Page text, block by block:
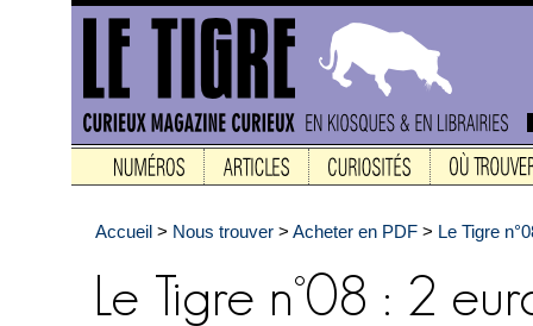
Accueil > Nous trouver > Acheter en PDF > Le Tigre